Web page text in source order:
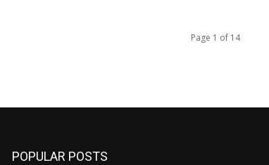
Page 1 of 14
POPULAR POSTS